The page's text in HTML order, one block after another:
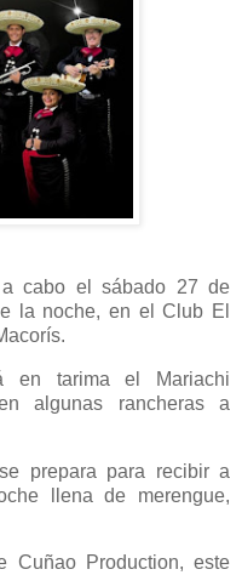
cabo el sábado 27 de
la noche, en el Club El
en tarima el Mariachi
algunas rancheras a
prepara para recibir a
llena de merengue,
Cuñao Production, este